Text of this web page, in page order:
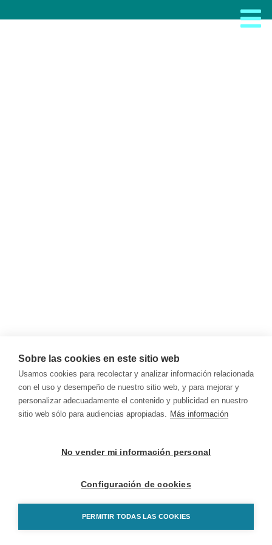
Sobre las cookies en este sitio web
Usamos cookies para recolectar y analizar información relacionada
con el uso y desempeño de nuestro sitio web, y para mejorar y
personalizar adecuadamente el contenido y publicidad en nuestro
sitio web sólo para audiencias apropiadas. Más información
No vender mi información personal
Configuración de cookies
PERMITIR TODAS LAS COOKIES